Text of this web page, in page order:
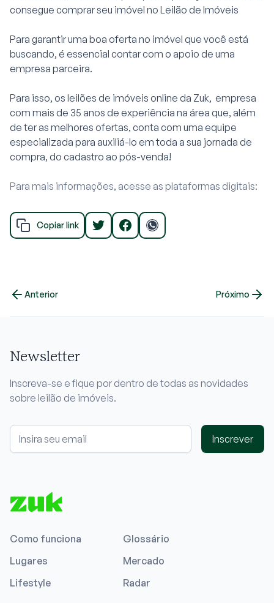
consegue comprar seu imóvel no Leilão de Imóveis
Para garantir uma boa oferta no imóvel que você está
buscando, é essencial contar com o apoio de uma
empresa parceira.
Para isso, os leilões de imóveis online da Zuk, empresa
com mais de 35 anos de experiência na área que, além
de ter as melhores ofertas, conta com uma equipe
especializada para auxiliá-lo em toda a sua jornada de
compra, do cadastro ao pós-venda!
Para mais informações, acesse as plataformas digitais:
Copiar link
Anterior Próximo
Newsletter
Inscreva-se e fique por dentro de todas as novidades
sobre leilão de imóveis.
Inscrever
Como funciona
Glossário
Lugares
Mercado
Lifestyle
Radar